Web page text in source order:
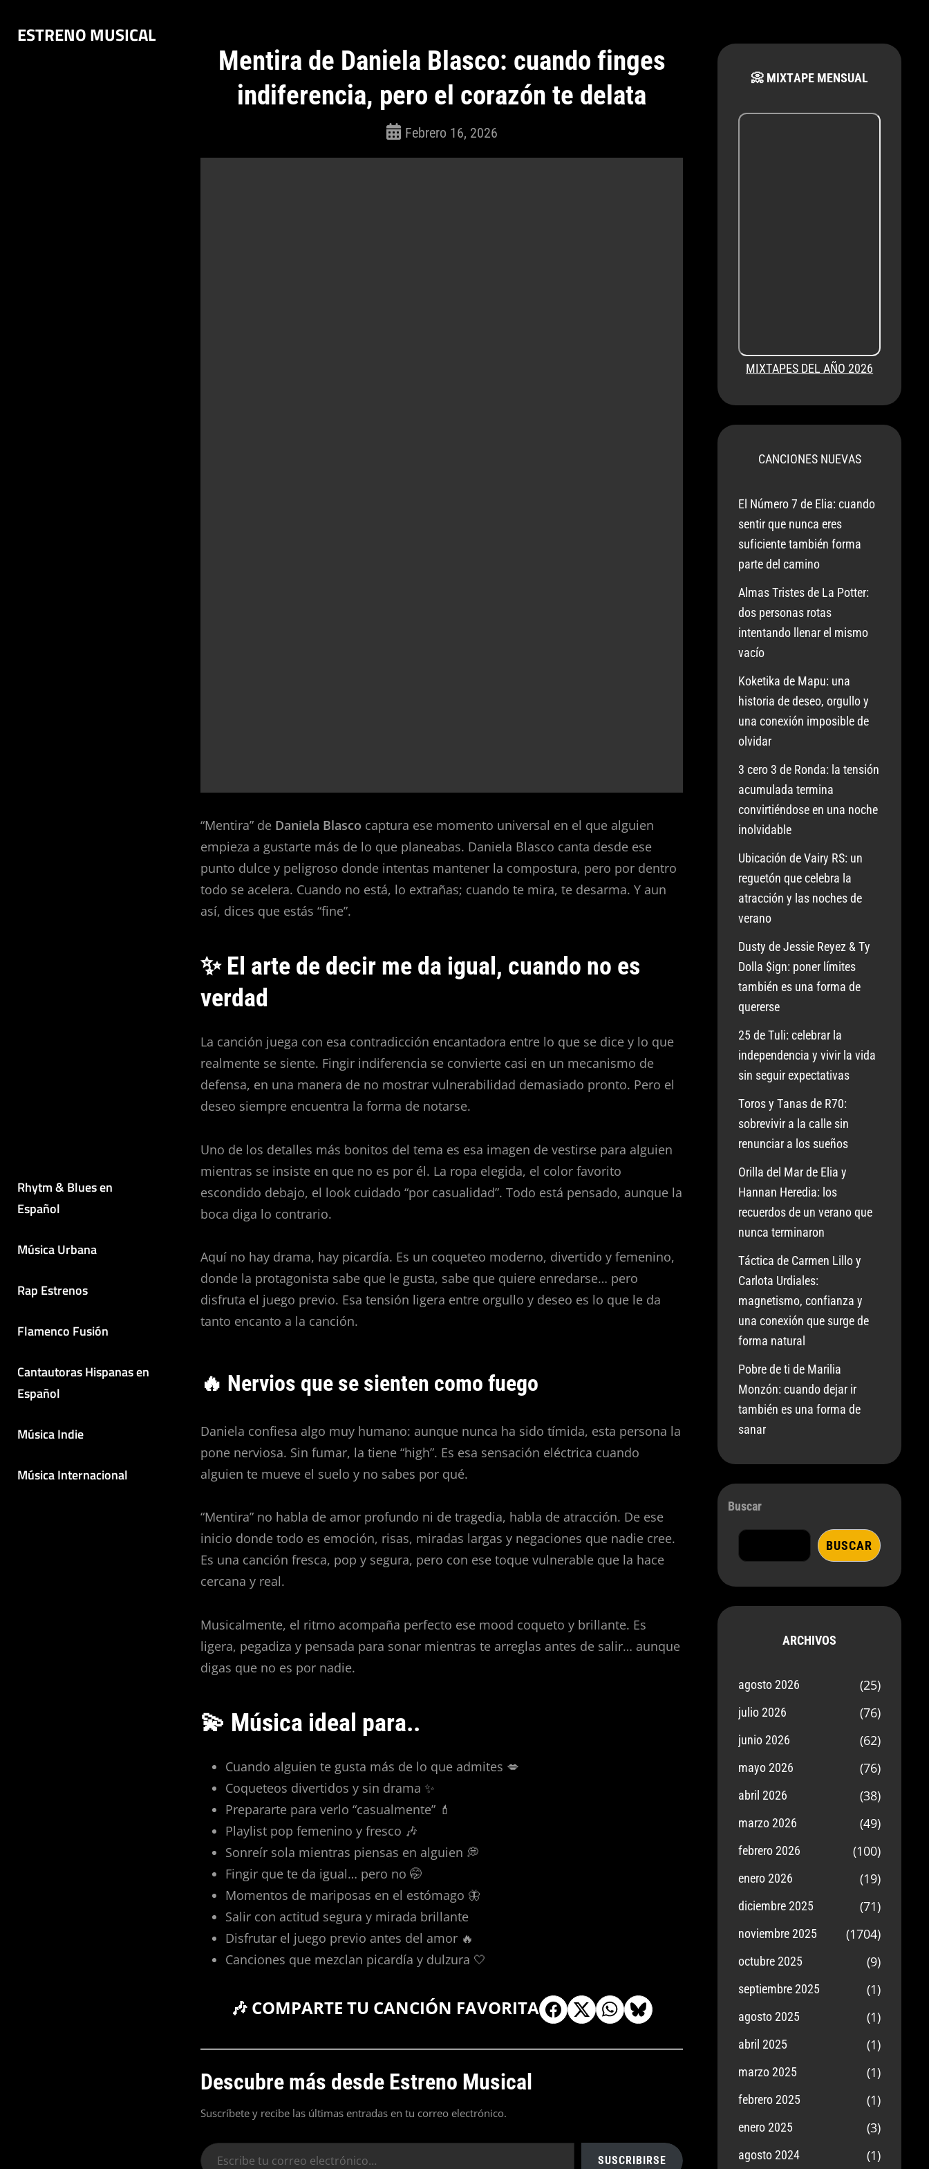
ESTRENO MUSICAL
Rhytm & Blues en
Español
Música Urbana
Rap Estrenos
Flamenco Fusión
Cantautoras Hispanas en
Español
Música Indie
Música Internacional
Mentira de Daniela Blasco: cuando finges
indiferencia, pero el corazón te delata
(Isabella)
Febrero 16, 2026
“Mentira” de Daniela Blasco captura ese momento universal en el que alguien
empieza a gustarte más de lo que planeabas. Daniela Blasco canta desde ese
punto dulce y peligroso donde intentas mantener la compostura, pero por dentro
todo se acelera. Cuando no está, lo extrañas; cuando te mira, te desarma. Y aun
así, dices que estás “fine”.
✨ El arte de decir me da igual, cuando no es
verdad
La canción juega con esa contradicción encantadora entre lo que se dice y lo que
realmente se siente. Fingir indiferencia se convierte casi en un mecanismo de
defensa, en una manera de no mostrar vulnerabilidad demasiado pronto. Pero el
deseo siempre encuentra la forma de notarse.
Uno de los detalles más bonitos del tema es esa imagen de vestirse para alguien
mientras se insiste en que no es por él. La ropa elegida, el color favorito
escondido debajo, el look cuidado “por casualidad”. Todo está pensado, aunque la
boca diga lo contrario.
Aquí no hay drama, hay picardía. Es un coqueteo moderno, divertido y femenino,
donde la protagonista sabe que le gusta, sabe que quiere enredarse… pero
disfruta el juego previo. Esa tensión ligera entre orgullo y deseo es lo que le da
tanto encanto a la canción.
🔥 Nervios que se sienten como fuego
Daniela confiesa algo muy humano: aunque nunca ha sido tímida, esta persona la
pone nerviosa. Sin fumar, la tiene “high”. Es esa sensación eléctrica cuando
alguien te mueve el suelo y no sabes por qué.
“Mentira” no habla de amor profundo ni de tragedia, habla de atracción. De ese
inicio donde todo es emoción, risas, miradas largas y negaciones que nadie cree.
Es una canción fresca, pop y segura, pero con ese toque vulnerable que la hace
cercana y real.
Musicalmente, el ritmo acompaña perfecto ese mood coqueto y brillante. Es
ligera, pegadiza y pensada para sonar mientras te arreglas antes de salir… aunque
digas que no es por nadie.
💫 Música ideal para..
Cuando alguien te gusta más de lo que admites 💋
Coqueteos divertidos y sin drama ✨
Prepararte para verlo “casualmente” 💄
Playlist pop femenino y fresco 🎶
Sonreír sola mientras piensas en alguien 💭
Fingir que te da igual… pero no 🤭
Momentos de mariposas en el estómago 🦋
Salir con actitud segura y mirada brillante
Disfrutar el juego previo antes del amor 🔥
Canciones que mezclan picardía y dulzura 🤍
🎶 COMPARTE TU CANCIÓN FAVORITA
Descubre más desde Estreno Musical
Suscríbete y recibe las últimas entradas en tu correo electrónico.
Escribe
SUSCRIBIRSE
📀 MIXTAPE MENSUAL
MIXTAPES DEL AÑO 2026
CANCIONES NUEVAS
El Número 7 de Elia: cuando
sentir que nunca eres
suficiente también forma
parte del camino
Almas Tristes de La Potter:
dos personas rotas
intentando llenar el mismo
vacío
Koketika de Mapu: una
historia de deseo, orgullo y
una conexión imposible de
olvidar
3 cero 3 de Ronda: la tensión
acumulada termina
convirtiéndose en una noche
inolvidable
Ubicación de Vairy RS: un
reguetón que celebra la
atracción y las noches de
verano
Dusty de Jessie Reyez & Ty
Dolla $ign: poner límites
también es una forma de
quererse
25 de Tuli: celebrar la
independencia y vivir la vida
sin seguir expectativas
Toros y Tanas de R70:
sobrevivir a la calle sin
renunciar a los sueños
Orilla del Mar de Elia y
Hannan Heredia: los
recuerdos de un verano que
nunca terminaron
Táctica de Carmen Lillo y
Carlota Urdiales:
magnetismo, confianza y
una conexión que surge de
forma natural
Pobre de ti de Marilia
Monzón: cuando dejar ir
también es una forma de
sanar
Buscar
BUSCAR
ARCHIVOS
agosto 2026 (25)
julio 2026 (76)
junio 2026 (62)
mayo 2026 (76)
abril 2026 (38)
marzo 2026 (49)
febrero 2026 (100)
enero 2026 (19)
diciembre 2025 (71)
noviembre 2025 (1704)
octubre 2025 (9)
septiembre 2025 (1)
agosto 2025 (1)
abril 2025 (1)
marzo 2025 (1)
febrero 2025 (1)
enero 2025 (3)
agosto 2024 (1)